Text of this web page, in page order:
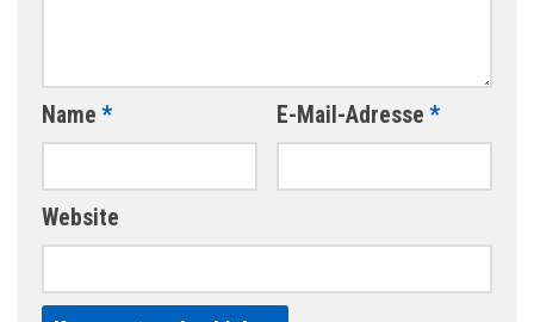
Name * E-Mail-Adresse *
Website